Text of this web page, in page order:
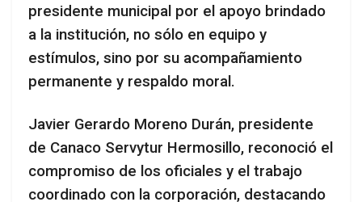
presidente municipal por el apoyo brindado
a la institución, no sólo en equipo y
estímulos, sino por su acompañamiento
permanente y respaldo moral.
Javier Gerardo Moreno Durán, presidente
de Canaco Servytur Hermosillo, reconoció el
compromiso de los oficiales y el trabajo
coordinado con la corporación, destacando